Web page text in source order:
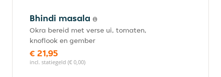
Bhindi masala
Okra bereid met verse ui, tomaten,
knoflook en gember
€ 21,95
incl. statiegeld (€ 0,00)